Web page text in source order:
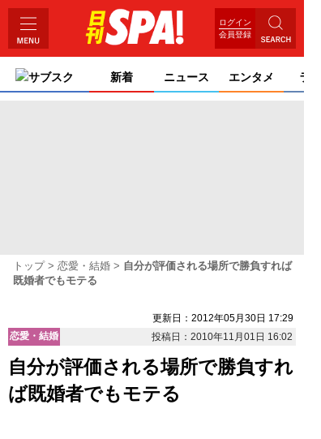
ログイン
会員登録
サブスク 新着 ニュース エンタメ ライ
トップ 恋愛・結婚
自分が評価される場所で勝負すれば
既婚者でもモテる
更新日：2012年05月30日 17:29
恋愛・結婚
投稿日：2010年11月01日 16:02
自分が評価される場所で勝負すれ
ば既婚者でもモテる